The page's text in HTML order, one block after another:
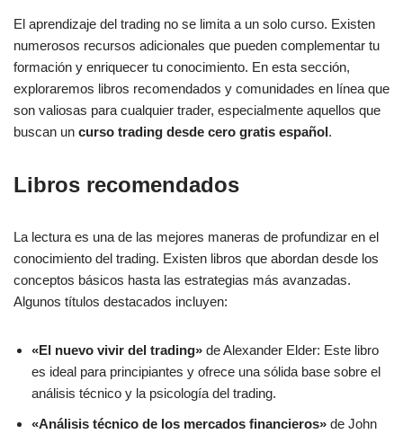
El aprendizaje del trading no se limita a un solo curso. Existen
numerosos recursos adicionales que pueden complementar tu
formación y enriquecer tu conocimiento. En esta sección,
exploraremos libros recomendados y comunidades en línea que
son valiosas para cualquier trader, especialmente aquellos que
buscan un curso trading desde cero gratis español.
Libros recomendados
La lectura es una de las mejores maneras de profundizar en el
conocimiento del trading. Existen libros que abordan desde los
conceptos básicos hasta las estrategias más avanzadas.
Algunos títulos destacados incluyen:
«El nuevo vivir del trading» de Alexander Elder: Este libro
es ideal para principiantes y ofrece una sólida base sobre el
análisis técnico y la psicología del trading.
«Análisis técnico de los mercados financieros» de John